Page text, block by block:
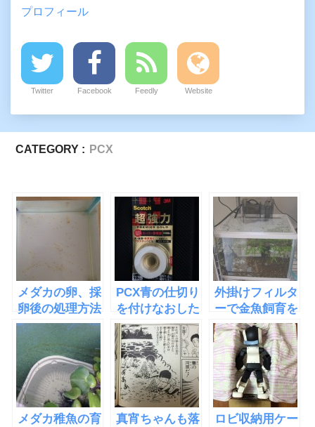
プロフィール
Twitter Facebook Feedly Website
CATEGORY : PCX
メダカの卵、採
卵後の処理方法
PCX青の仕切り
を付けなおした
外掛けフィルタ
ーで金魚飼育を
おすすめできな
い理由
メダカ稚魚の育
真宵ちゃんも落
ロビ収納用ケー